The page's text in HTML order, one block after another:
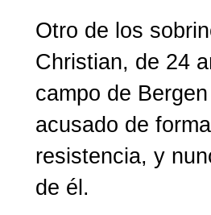
Otro de los
Christian, de 24
campo de
acusado de
resistencia, y
de él.